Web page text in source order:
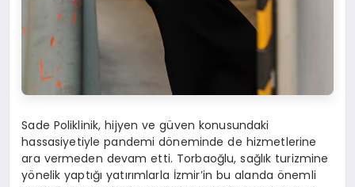
Sade Poliklinik, hijyen ve güven konusundaki
hassasiyetiyle pandemi döneminde de hizmetlerine
ara vermeden devam etti. Torbaoğlu, sağlık turizmine
yönelik yaptığı yatırımlarla İzmir’in bu alanda önemli